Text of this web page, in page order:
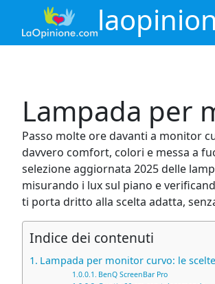
contenuto
Lampada per
Passo molte ore davanti a monitor
davvero comfort, colori e messa a
selezione aggiornata 2025 delle
misurando i lux sul piano e
ti porta dritto alla scelta adatta,
Indice dei contenuti
Lampada per monitor curvo: le
BenQ ScreenBar Pro